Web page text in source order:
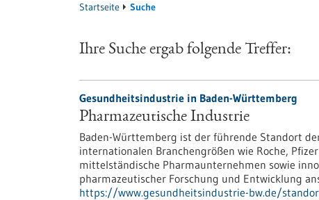
Startseite Suche
Ihre Suche ergab folgende Treffer:
Gesundheitsindustrie in Baden-Württemberg
Pharmazeutische Industrie
Baden-Württemberg ist der führende Standort
internationalen Branchengrößen wie Roche,
mittelständische Pharmaunternehmen sowie
pharmazeutischer Forschung und Entwicklung
https://www.gesundheitsindustrie-bw.de/